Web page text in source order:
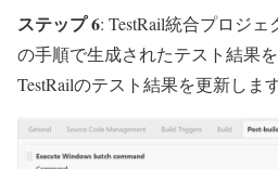
ステップ 6: TestRail統合プロジ
の手順で生成されたテスト結果を
TestRailのテスト結果を更新します